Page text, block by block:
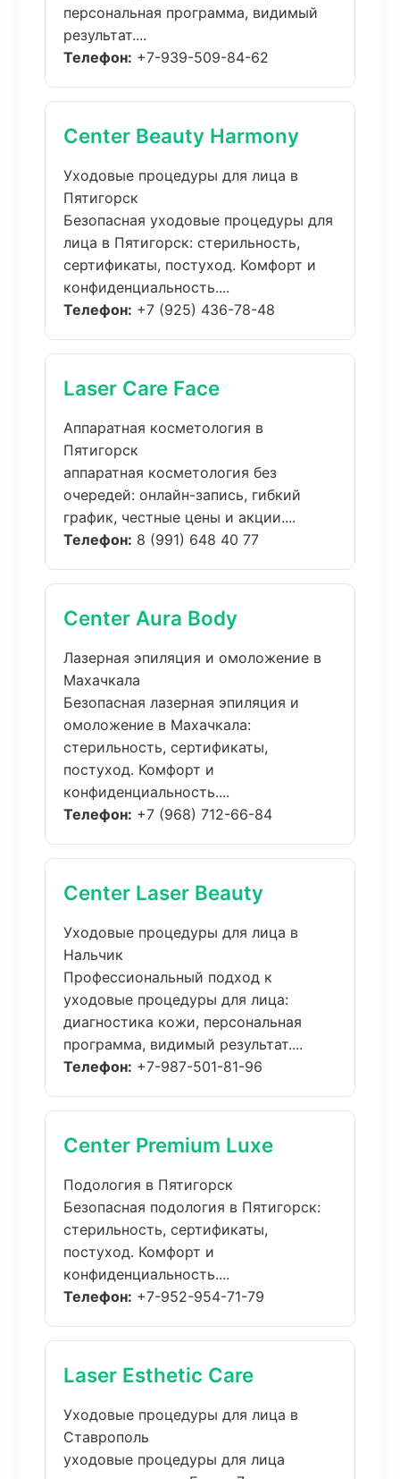
персональная программа, видимый
результат....
Телефон: +7-939-509-84-62
Center Beauty Harmony
Уходовые процедуры для лица в
Пятигорск
Безопасная уходовые процедуры для
лица в Пятигорск: стерильность,
сертификаты, постуход. Комфорт и
конфиденциальность....
Телефон: +7 (925) 436-78-48
Laser Care Face
Аппаратная косметология в
Пятигорск
аппаратная косметология без
очередей: онлайн-запись, гибкий
график, честные цены и акции....
Телефон: 8 (991) 648 40 77
Center Aura Body
Лазерная эпиляция и омоложение в
Махачкала
Безопасная лазерная эпиляция и
омоложение в Махачкала:
стерильность, сертификаты,
постуход. Комфорт и
конфиденциальность....
Телефон: +7 (968) 712-66-84
Center Laser Beauty
Уходовые процедуры для лица в
Нальчик
Профессиональный подход к
уходовые процедуры для лица:
диагностика кожи, персональная
программа, видимый результат....
Телефон: +7-987-501-81-96
Center Premium Luxe
Подология в Пятигорск
Безопасная подология в Пятигорск:
стерильность, сертификаты,
постуход. Комфорт и
конфиденциальность....
Телефон: +7-952-954-71-79
Laser Esthetic Care
Уходовые процедуры для лица в
Ставрополь
уходовые процедуры для лица